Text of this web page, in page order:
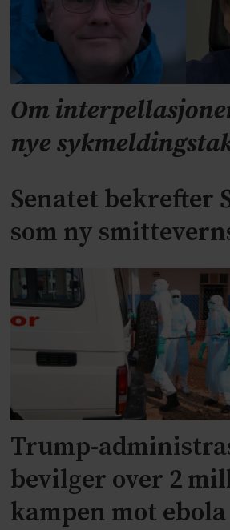
Om
nye
Senatet bekrefter
som ny
Trump-
bevilger over 2
kampen mot ebola